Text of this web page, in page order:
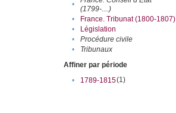
•
(1799-....)
• France. Tribunat (1800-1807)
•
Législation
•
Procédure civile
•
Tribunaux
Affiner par période
•
1789-1815(1)